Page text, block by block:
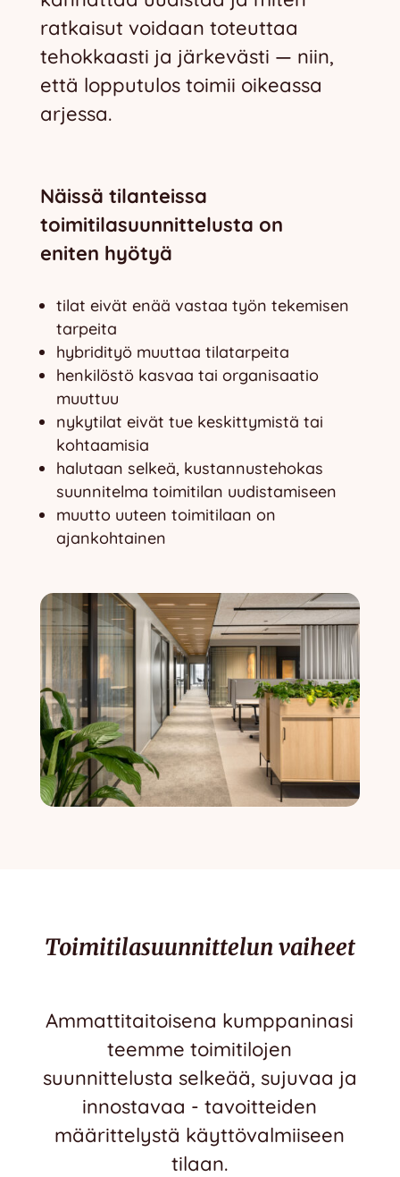
ratkaisut voidaan toteuttaa
tehokkaasti ja järkevästi — niin,
että lopputulos toimii oikeassa
arjessa.
Näissä tilanteissa
toimitilasuunnittelusta on
eniten hyötyä
tilat eivät enää vastaa työn tekemisen
tarpeita
hybridityö muuttaa tilatarpeita
henkilöstö kasvaa tai organisaatio
muuttuu
nykytilat eivät tue keskittymistä tai
kohtaamisia
halutaan selkeä, kustannustehokas
suunnitelma toimitilan uudistamiseen
muutto uuteen toimitilaan on
ajankohtainen
Toimitilasuunnittelun vaiheet
Ammattitaitoisena kumppaninasi
teemme toimitilojen
suunnittelusta selkeää, sujuvaa ja
innostavaa - tavoitteiden
määrittelystä käyttövalmiiseen
tilaan.